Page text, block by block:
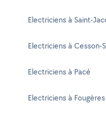
Electriciens à Saint-
Electriciens à Cesson-
Electriciens à Pacé
Electriciens à Fougères